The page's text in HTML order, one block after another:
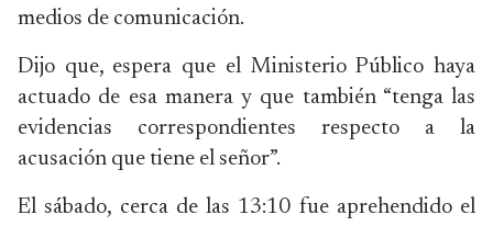
medios de comunicación.
Dijo que, espera que el Ministerio Público haya
actuado de esa manera y que también “tenga las
evidencias correspondientes respecto a la
acusación que tiene el señor”.
El sábado, cerca de las 13:10 fue aprehendido el